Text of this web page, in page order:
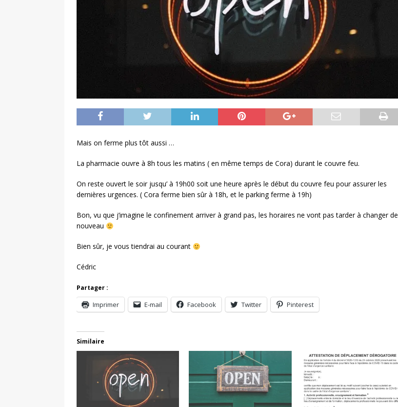
Mais on ferme plus tôt aussi …
La pharmacie ouvre à 8h tous les matins ( en même temps de Cora) durant le couvre feu.
On reste ouvert le soir jusqu’ à 19h00 soit une heure après le début du couvre feu pour assurer les
dernières urgences. ( Cora ferme bien sûr à 18h, et le parking ferme à 19h)
Bon, vu que j’imagine le confinement arriver à grand pas, les horaires ne vont pas tarder à changer de
nouveau
Bien sûr, je vous tiendrai au courant
Cédric
Partager :
Imprimer E-mail Facebook Twitter Pinterest
Similaire